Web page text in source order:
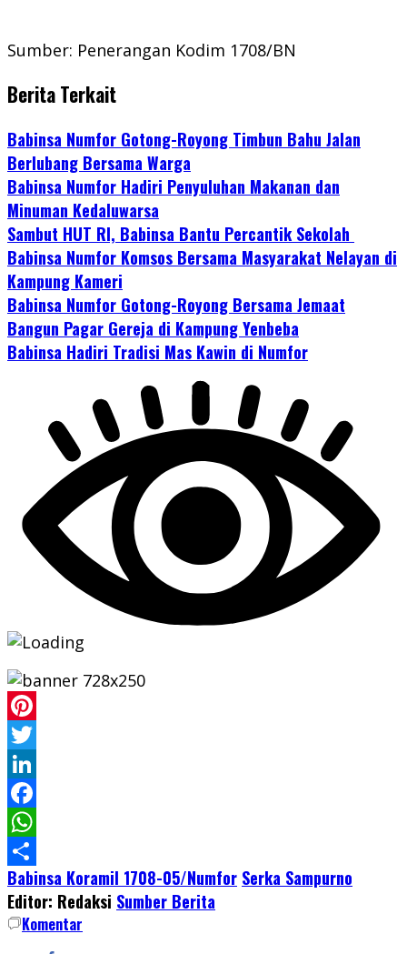
Sumber: Penerangan Kodim 1708/BN
Berita Terkait
Babinsa Numfor Gotong-Royong Timbun Bahu Jalan
Berlubang Bersama Warga
Babinsa Numfor Hadiri Penyuluhan Makanan dan
Minuman Kedaluwarsa
Sambut HUT RI, Babinsa Bantu Percantik Sekolah
Babinsa Numfor Komsos Bersama Masyarakat Nelayan di
Kampung Kameri
Babinsa Numfor Gotong-Royong Bersama Jemaat
Bangun Pagar Gereja di Kampung Yenbeba
Babinsa Hadiri Tradisi Mas Kawin di Numfor
Pinterest
Twitter
LinkedIn
Facebook
WhatsApp
Share
Babinsa Koramil 1708-05/Numfor Serka Sampurno
Editor: Redaksi Sumber Berita
Komentar